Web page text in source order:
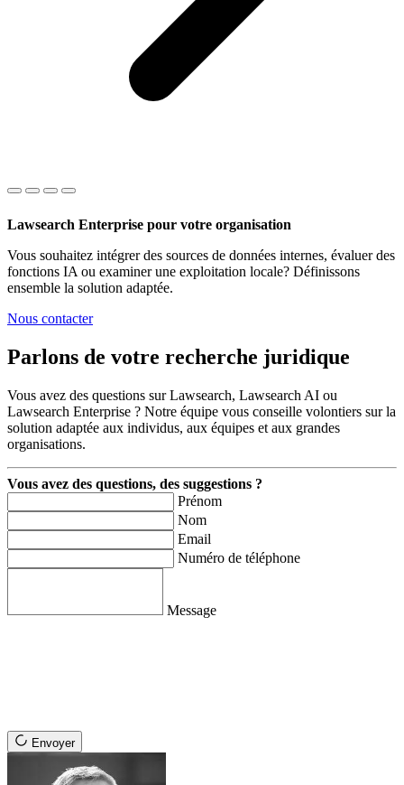
Lawsearch Enterprise pour votre organisation
Vous souhaitez intégrer des sources de données internes, évaluer des
fonctions IA ou examiner une exploitation locale? Définissons
ensemble la solution adaptée.
Nous contacter
Parlons de votre recherche juridique
Vous avez des questions sur Lawsearch, Lawsearch AI ou
Lawsearch Enterprise ? Notre équipe vous conseille volontiers sur la
solution adaptée aux individus, aux équipes et aux grandes
organisations.
Vous avez des questions, des suggestions ?
Prénom
Nom
Email
Numéro de téléphone
Message
Envoyer